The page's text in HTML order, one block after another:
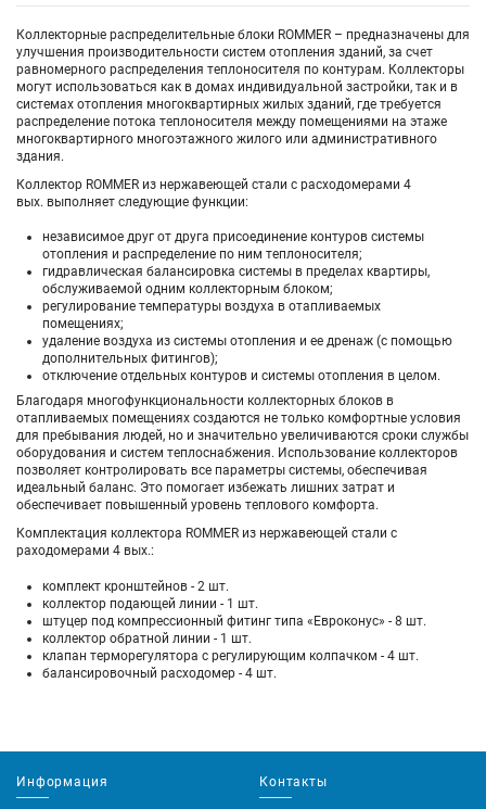
Коллекторные распределительные блоки ROMMER – предназначены для
улучшения производительности систем отопления зданий, за счет
равномерного распределения теплоносителя по контурам. Коллекторы
могут использоваться как в домах индивидуальной застройки, так и в
системах отопления многоквартирных жилых зданий, где требуется
распределение потока теплоносителя между помещениями на этаже
многоквартирного многоэтажного жилого или административного
здания.
Коллектор ROMMER из нержавеющей стали с расходомерами 4
вых. выполняет следующие функции:
независимое друг от друга присоединение контуров системы
отопления и распределение по ним теплоносителя;
гидравлическая балансировка системы в пределах квартиры,
обслуживаемой одним коллекторным блоком;
регулирование температуры воздуха в отапливаемых
помещениях;
удаление воздуха из системы отопления и ее дренаж (с помощью
дополнительных фитингов);
отключение отдельных контуров и системы отопления в целом.
Благодаря многофункциональности коллекторных блоков в
отапливаемых помещениях создаются не только комфортные условия
для пребывания людей, но и значительно увеличиваются сроки службы
оборудования и систем теплоснабжения. Использование коллекторов
позволяет контролировать все параметры системы, обеспечивая
идеальный баланс. Это помогает избежать лишних затрат и
обеспечивает повышенный уровень теплового комфорта.
Комплектация коллектора ROMMER из нержавеющей стали с
раходомерами 4 вых.:
комплект кронштейнов - 2 шт.
коллектор подающей линии - 1 шт.
штуцер под компрессионный фитинг типа «Евроконус» - 8 шт.
коллектор обратной линии - 1 шт.
клапан терморегулятора с регулирующим колпачком - 4 шт.
балансировочный расходомер - 4 шт.
Информация Контакты